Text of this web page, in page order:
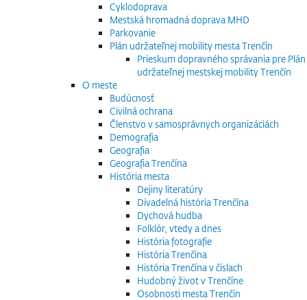
Cyklodoprava
Mestská hromadná doprava MHD
Parkovanie
Plán udržateľnej mobility mesta Trenčín
Prieskum dopravného správania pre Plán
udržateľnej mestskej mobility Trenčín
O meste
Budúcnosť
Civilná ochrana
Členstvo v samosprávnych organizáciách
Demografia
Geografia
Geografia Trenčína
História mesta
Dejiny literatúry
Divadelná história Trenčína
Dychová hudba
Folklór, vtedy a dnes
História fotografie
História Trenčína
História Trenčína v číslach
Hudobný život v Trenčíne
Osobnosti mesta Trenčín